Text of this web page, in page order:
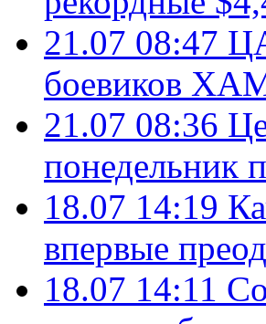
21.07 08:47
боевиков
21.07 08:36
понедельник
18.07 14:19
впервые
18.07 14:11